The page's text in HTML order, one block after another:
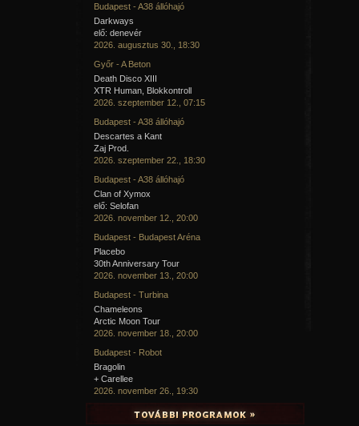
Budapest - A38 állóhajó
Darkways
elő: denevér
2026. augusztus 30., 18:30
Győr - A Beton
Death Disco XIII
XTR Human, Blokkontroll
2026. szeptember 12., 07:15
Budapest - A38 állóhajó
Descartes a Kant
Zaj Prod.
2026. szeptember 22., 18:30
Budapest - A38 állóhajó
Clan of Xymox
elő: Selofan
2026. november 12., 20:00
Budapest - Budapest Aréna
Placebo
30th Anniversary Tour
2026. november 13., 20:00
Budapest - Turbina
Chameleons
Arctic Moon Tour
2026. november 18., 20:00
Budapest - Robot
Bragolin
+ Carellee
2026. november 26., 19:30